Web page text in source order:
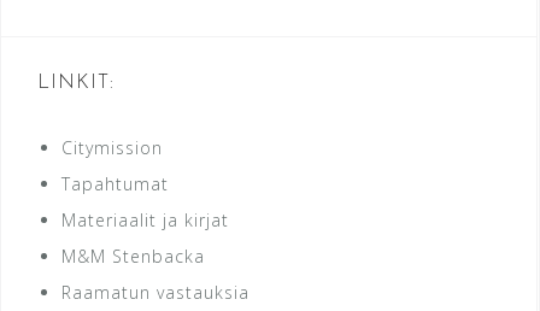
LINKIT:
Citymission
Tapahtumat
Materiaalit ja kirjat
M&M Stenbacka
Raamatun vastauksia